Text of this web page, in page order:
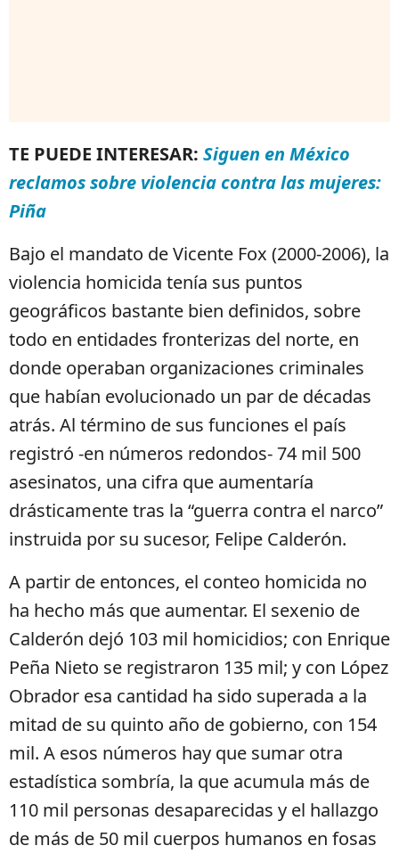
TE PUEDE INTERESAR: Siguen en México
reclamos sobre violencia contra las mujeres:
Piña
Bajo el mandato de Vicente Fox (2000-2006), la
violencia homicida tenía sus puntos
geográficos bastante bien definidos, sobre
todo en entidades fronterizas del norte, en
donde operaban organizaciones criminales
que habían evolucionado un par de décadas
atrás. Al término de sus funciones el país
registró -en números redondos- 74 mil 500
asesinatos, una cifra que aumentaría
drásticamente tras la “guerra contra el narco”
instruida por su sucesor, Felipe Calderón.
A partir de entonces, el conteo homicida no
ha hecho más que aumentar. El sexenio de
Calderón dejó 103 mil homicidios; con Enrique
Peña Nieto se registraron 135 mil; y con López
Obrador esa cantidad ha sido superada a la
mitad de su quinto año de gobierno, con 154
mil. A esos números hay que sumar otra
estadística sombría, la que acumula más de
110 mil personas desaparecidas y el hallazgo
de más de 50 mil cuerpos humanos en fosas